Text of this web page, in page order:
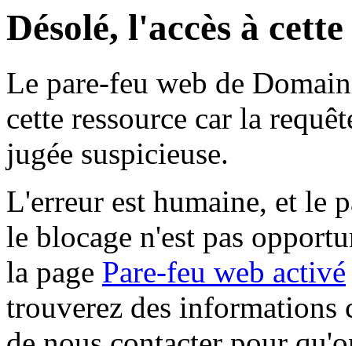
Désolé, l'accès à
Le pare-feu web de
cette ressource car la
jugée suspicieuse.
L'erreur est humaine, et le
le blocage n'est pas
la page Pare-feu web activé
trouverez des informations